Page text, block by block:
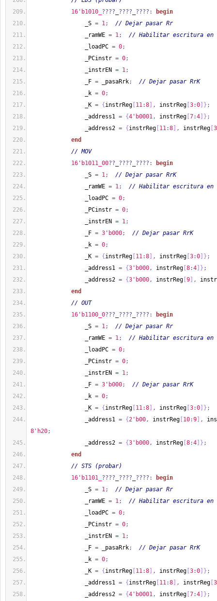
16'b1010_ ???? ???? ????:
begin
_S = 1;
// Dejar pasar Rr
_ramWE = 1;
// Habilitar escritura en
_loadPC = 0;
_PCinstr = 0;
_instrEN = 1;
_F = _pasaRrk;
// Dejar pasar RrK
_k = 0;
_K = { instrReg 11:8 , instrReg 3:0 } ;
_address1 = {4'b0001, instrReg 7:4 } ;
_address2 = { instrReg 11:8 , instrReg 3
end
// MOV
16'b1011_00?? ???? ????:
begin
_S = 1;
// Dejar pasar RrK
_ramWE = 1;
// Habilitar escritura en
_loadPC = 0;
_PCinstr = 0;
_instrEN = 1;
_F = 3'b000;
// Dejar pasar RrK
_k = 0;
_K = { instrReg 11:8 , instrReg 3:0 } ;
_address1 = {3'b000, instrReg 8:4 } ;
_address2 = {3'b000, instrReg 9 ,
end
// OUT
16'b1100_0??? ???? ????:
begin
_S = 1;
// Dejar pasar Rr
_ramWE = 1;
// Habilitar escritura en
_loadPC = 0;
_PCinstr = 0;
_instrEN = 1;
_F = 3'b000;
// Dejar pasar RrK
_k = 0;
_K = { instrReg 11:8 , instrReg 3:0 } ;
_address1 = {2'b00, instrReg 10:9 ,
8'h20;
_address2 = {3'b000, instrReg 8:4 } ;
end
// STS (probar)
16'b1101_ ???? ???? ????:
begin
_S = 1;
// Dejar pasar Rr
_ramWE = 1;
// Habilitar escritura en
_loadPC = 0;
_PCinstr = 0;
_instrEN = 1;
_F = _pasaRrk;
// Dejar pasar RrK
_k = 0;
_K = { instrReg 11:8 , instrReg 3:0 } ;
_address1 = { instrReg 11:8 , instrReg 3
_address2 = {4'b0001, instrReg 7:4 } ;